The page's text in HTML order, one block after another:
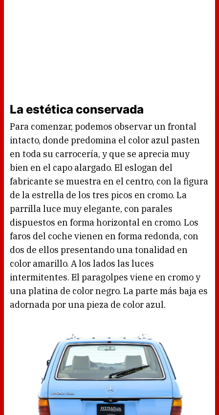
La estética conservada
Para comenzar, podemos observar un frontal
intacto, donde predomina el color azul pasten
en toda su carrocería, y que se aprecia muy
bien en el capo alargado. El eslogan del
fabricante se muestra en el centro, con la figura
de la estrella de los tres picos en cromo. La
parrilla luce muy elegante, con parales
dispuestos en forma horizontal en cromo. Los
faros del coche vienen en forma redonda, con
dos de ellos presentando una tonalidad en
color amarillo. A los lados las luces
intermitentes. El paragolpes viene en cromo y
una platina de color negro. La parte más baja es
adornada por una pieza de color azul.